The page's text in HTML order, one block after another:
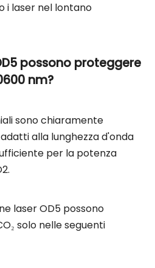
i laser nel lontano
possono proteggere
nm?
sono chiaramente
alla lunghezza d'onda
per la potenza
laser OD5 possono
solo nelle seguenti